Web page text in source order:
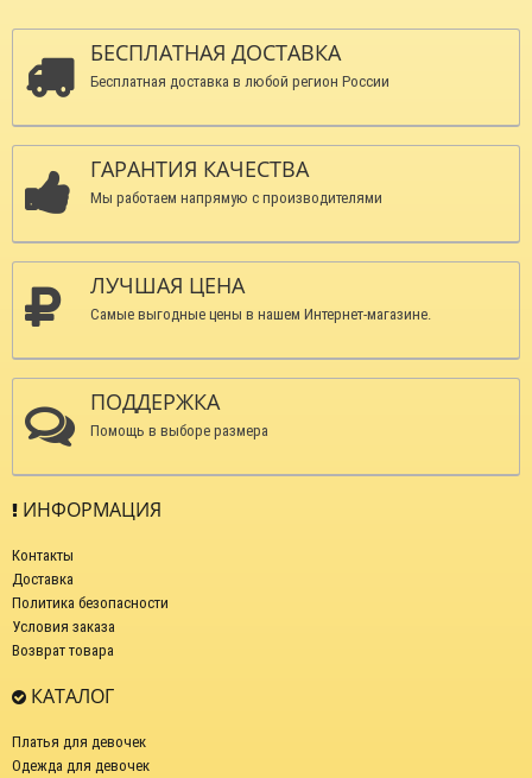
БЕСПЛАТНАЯ ДОСТАВКА
Бесплатная доставка в любой регион России
ГАРАНТИЯ КАЧЕСТВА
Мы работаем напрямую с производителями
ЛУЧШАЯ ЦЕНА
Самые выгодные цены в нашем Интернет-магазине.
ПОДДЕРЖКА
Помощь в выборе размера
ИНФОРМАЦИЯ
Контакты
Доставка
Политика безопасности
Условия заказа
Возврат товара
КАТАЛОГ
Платья для девочек
Одежда для девочек